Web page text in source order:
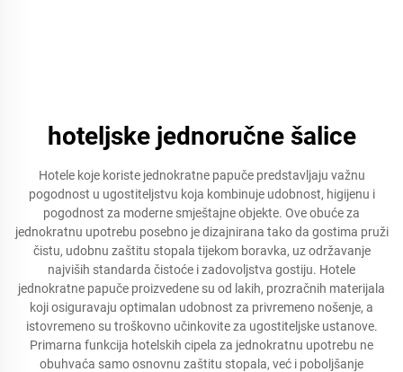
hoteljske jednoručne šalice
Hotele koje koriste jednokratne papuče predstavljaju važnu
pogodnost u ugostiteljstvu koja kombinuje udobnost, higijenu i
pogodnost za moderne smještajne objekte. Ove obuće za
jednokratnu upotrebu posebno je dizajnirana tako da gostima pruži
čistu, udobnu zaštitu stopala tijekom boravka, uz održavanje
najviših standarda čistoće i zadovoljstva gostiju. Hotele
jednokratne papuče proizvedene su od lakih, prozračnih materijala
koji osiguravaju optimalan udobnost za privremeno nošenje, a
istovremeno su troškovno učinkovite za ugostiteljske ustanove.
Primarna funkcija hotelskih cipela za jednokratnu upotrebu ne
obuhvaća samo osnovnu zaštitu stopala, već i poboljšanje